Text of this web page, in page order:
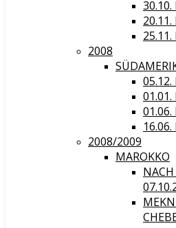
30.10.
20.11.
25.11.
2008
05.12.
01.01.
01.06.
2008/2009
MAROKKO